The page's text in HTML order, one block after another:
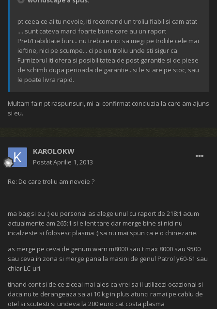
pt ceea ce ai tu nevoie, iti recomand un troliu fiabil si cam atat
.... sunt cateva marci foarte bune care au un raport
Pret/Fiabilitate bun... nu trebuie nici sa megi pe troliile cele mai
ieftine, nici pe scumpe... ci pe un troliu unde sti sigur ca
Furnizorul iti ofera si posibilitatea de post garantie si de piese
de schimb dupa perioada de garantie...si le si are pe stoc, sau
le poate livra rapid.
Multam fain pt raspunsuri, mi-ai confirmat concluzia la care am ajuns
si eu.
KAROLOKW
PostatAprilie 1, 2013
Re: De care troliu am nevoie ?
ma bag si eu :) eu personal as alege unul cu raport de 218:1 acum
actualmente am 265:1 si e lent tare dar merge bine si nici nu
incalzeste si folosesc plasma :) sa nu mai spun ca e o chinezarie.
as merge pe ceva de genum warn m8000 sau t max 8000 sau 9500
sau ceva in zona si merge pana la masini de genul Patrol y60-61 sau
chiar LC-uri.
tinand cont si de ce ziceai mai ales ca vrei sa il utilizezi ocazional si
daca nu te derangeaza sa ai 10 kg in plus atunci ramai pe cablu de
otel si scutesti si undeva la 200 euro cat costa plasma